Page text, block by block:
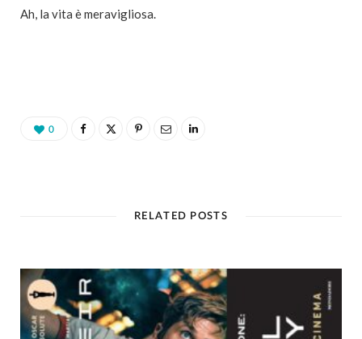
Ah, la vita è meravigliosa.
0
RELATED POSTS